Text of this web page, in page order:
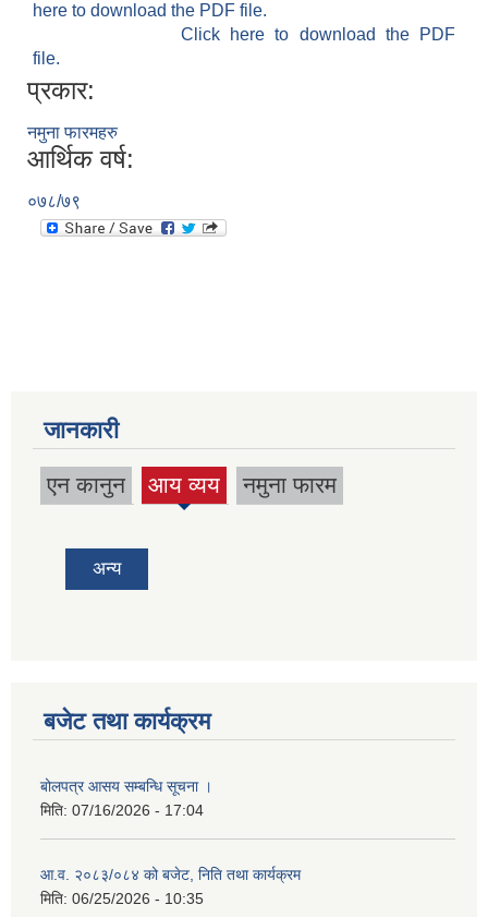
here to download the PDF file.
Click here to download the PDF
file.
प्रकार:
नमुना फारमहरु
आर्थिक वर्ष:
०७८/७९
जानकारी
एन कानुन आय व्यय
(active
नमुना फारम
अन्य
बजेट तथा कार्यक्रम
बोलपत्र आसय सम्बन्धि सूचना ।
मिति: 07/16/2026 - 17:04
आ.व. २०८३/०८४ को बजेट, निति तथा कार्यक्रम
मिति: 06/25/2026 - 10:35